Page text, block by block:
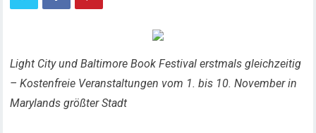
Light City und Baltimore Book Festival erstmals gleichzeitig
– Kostenfreie Veranstaltungen vom 1. bis 10. November in
Marylands größter Stadt